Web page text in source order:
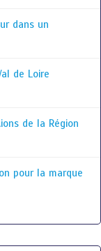
dans un
de Loire
de la Région
pour la marque